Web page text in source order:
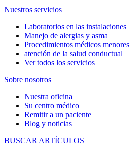
Nuestros servicios
Laboratorios en las instalaciones
Manejo de alergias y asma
Procedimientos médicos menores
atención de la salud conductual
Ver todos los servicios
Sobre nosotros
Nuestra oficina
Su centro médico
Remitir a un paciente
Blog y noticias
BUSCAR ARTÍCULOS